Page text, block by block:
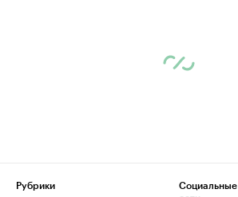
Рубрики
Социальные